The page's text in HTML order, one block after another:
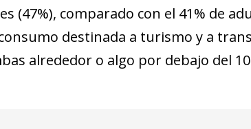
(47%), comparado con el 41% de
destinada a turismo y a
alrededor o algo por debajo del